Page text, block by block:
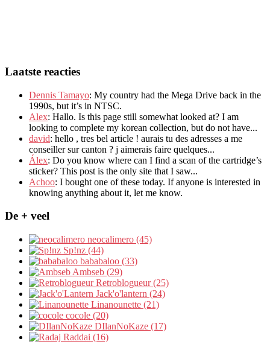
Laatste reacties
Dennis Tamayo: My country had the Mega Drive back in the
1990s, but it’s in NTSC.
Alex: Hallo. Is this page still somewhat looked at? I am
looking to complete my korean collection, but do not have...
david: hello , tres bel article ! aurais tu des adresses a me
conseiller sur canton ? j aimerais faire quelques...
Álex: Do you know where can I find a scan of the cartridge’s
sticker? This post is the only site that I saw...
Achoo: I bought one of these today. If anyone is interested in
knowing anything about it, let me know.
De + veel
neocalimero (45)
Sp!nz (44)
bababaloo (33)
Ambseb (29)
Retroblogueur (25)
Jack'o'lantern (24)
Linanounette (21)
cocole (20)
DIlanNoKaze (17)
Raddai (16)